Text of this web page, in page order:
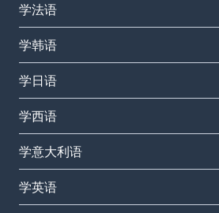
学法语
学韩语
学日语
学西语
学意大利语
学英语